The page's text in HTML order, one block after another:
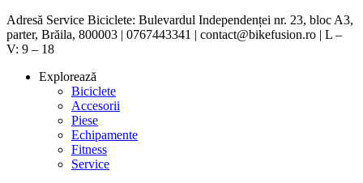
Adresă Service Biciclete: Bulevardul Independenței nr. 23, bloc A3,
parter, Brăila, 800003 | 0767443341 | contact@bikefusion.ro | L –
V: 9 – 18
Explorează
Biciclete
Accesorii
Piese
Echipamente
Fitness
Service